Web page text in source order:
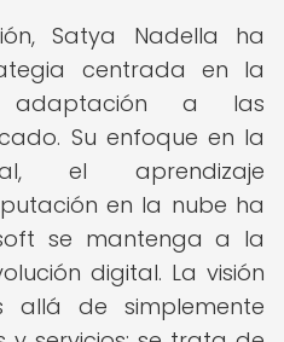
Satya Nadella ha
centrada en la
a las
Su enfoque en la
el aprendizaje
en la nube ha
se mantenga a la
digital. La visión
de simplemente